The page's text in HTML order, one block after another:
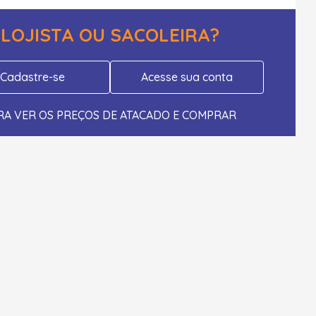
LOJISTA OU SACOLEIRA?
Cadastre-se Acesse sua conta
VER OS PREÇOS DE ATACADO E COMPRAR